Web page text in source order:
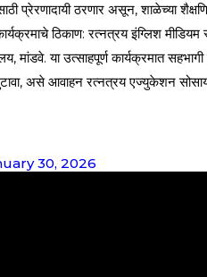
प्रेरणादायी ठरणार असून, शाळेच्या
ठिकाण: रत्नत्रय इंग्लिश मीडियम
मांडवे. या उत्साहपूर्ण कार्यक्रमात सहभागी
असे आवाहन रत्नत्रय एज्युकेशन
30, 2026